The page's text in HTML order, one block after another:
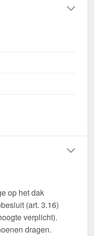
op het dak
(art. 3.16)
verplicht).
dragen.